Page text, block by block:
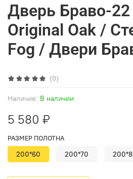
(0)
Наличие: В наличии
Дверь Браво-
Original Oak /
Fog / Двери
5 580 ₽
РАЗМЕР ПОЛОТНА
200*60 200*70